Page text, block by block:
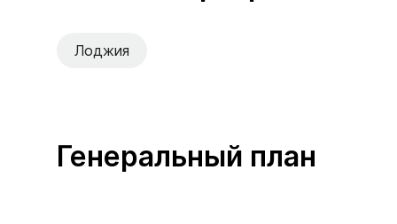
Лоджия
Генеральный план